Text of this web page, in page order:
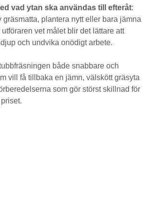
vad ytan ska användas till efteråt:
gräsmatta, plantera nytt eller bara jämna
vet målet blir det lättare att
och undvika onödigt arbete.
både snabbare och
vill få tillbaka en jämn, välskött gräsyta
som gör störst skillnad för